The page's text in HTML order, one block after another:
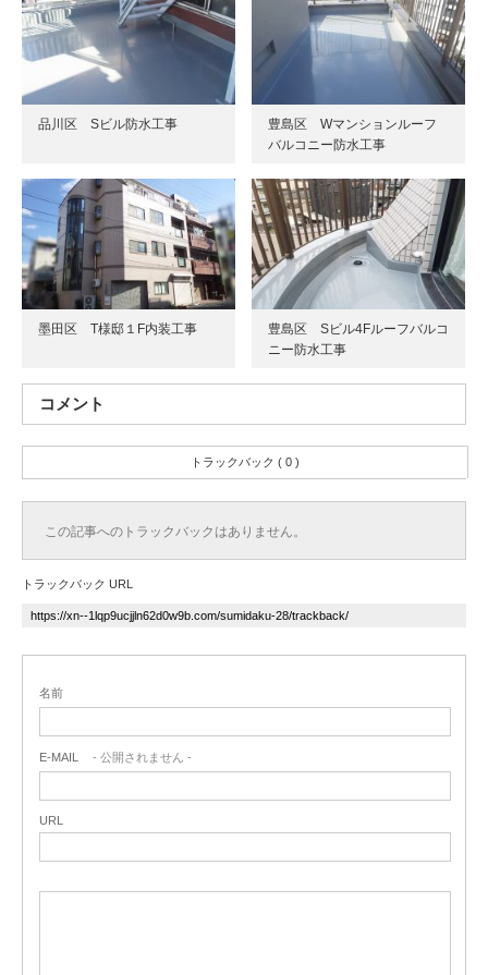
品川区 Sビル防水工事
豊島区 Wマンションルーフ
バルコニー防水工事
墨田区 T様邸１F内装工事
豊島区 Sビル4Fルーフバルコ
ニー防水工事
コメント
トラックバック ( 0 )
この記事へのトラックバックはありません。
トラックバック URL
名前
E-MAIL - 公開されません -
URL